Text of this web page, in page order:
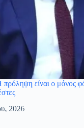
είναι ο μόνος
2026